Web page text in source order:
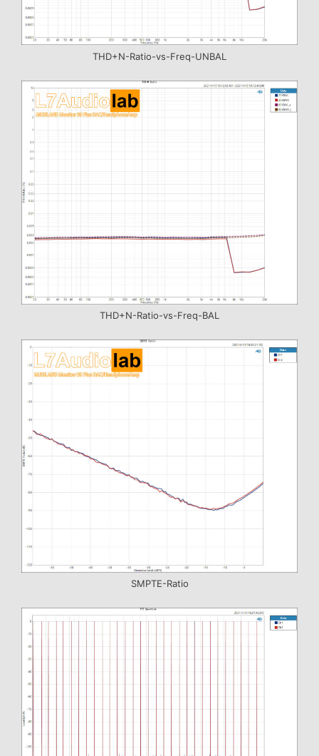
THD+N-Ratio-vs-Freq-UNBAL
THD+N-Ratio-vs-Freq-BAL
SMPTE-Ratio